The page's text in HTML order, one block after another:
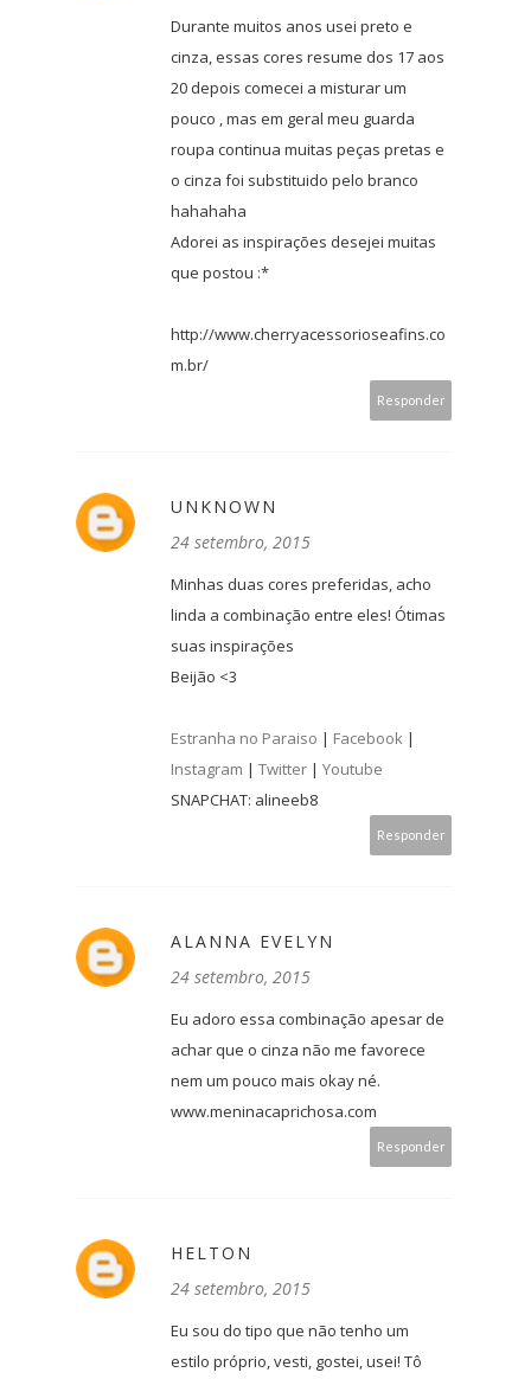
Durante muitos anos usei preto e
cinza, essas cores resume dos 17 aos
20 depois comecei a misturar um
pouco , mas em geral meu guarda
roupa continua muitas peças pretas e
o cinza foi substituido pelo branco
hahahaha
Adorei as inspirações desejei muitas
que postou :*
http://www.cherryacessorioseafins.co
m.br/
Responder
UNKNOWN
24 setembro, 2015
Minhas duas cores preferidas, acho
linda a combinação entre eles! Ótimas
suas inspirações
Beijão <3
Estranha no Paraiso | Facebook |
Instagram | Twitter | Youtube
SNAPCHAT: alineeb8
Responder
ALANNA EVELYN
24 setembro, 2015
Eu adoro essa combinação apesar de
achar que o cinza não me favorece
nem um pouco mais okay né.
www.meninacaprichosa.com
Responder
HELTON
24 setembro, 2015
Eu sou do tipo que não tenho um
estilo próprio, vesti, gostei, usei! Tô